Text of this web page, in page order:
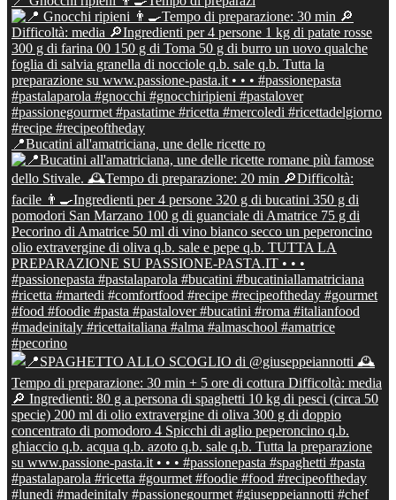
📍Bucatini all'amatriciana, une delle ricette ro